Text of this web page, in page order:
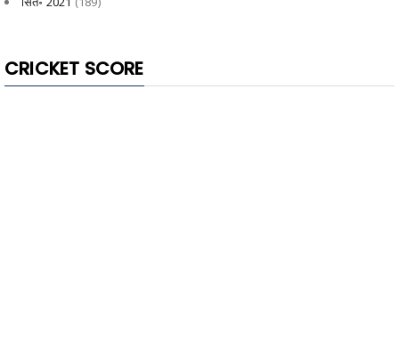
CRICKET SCORE